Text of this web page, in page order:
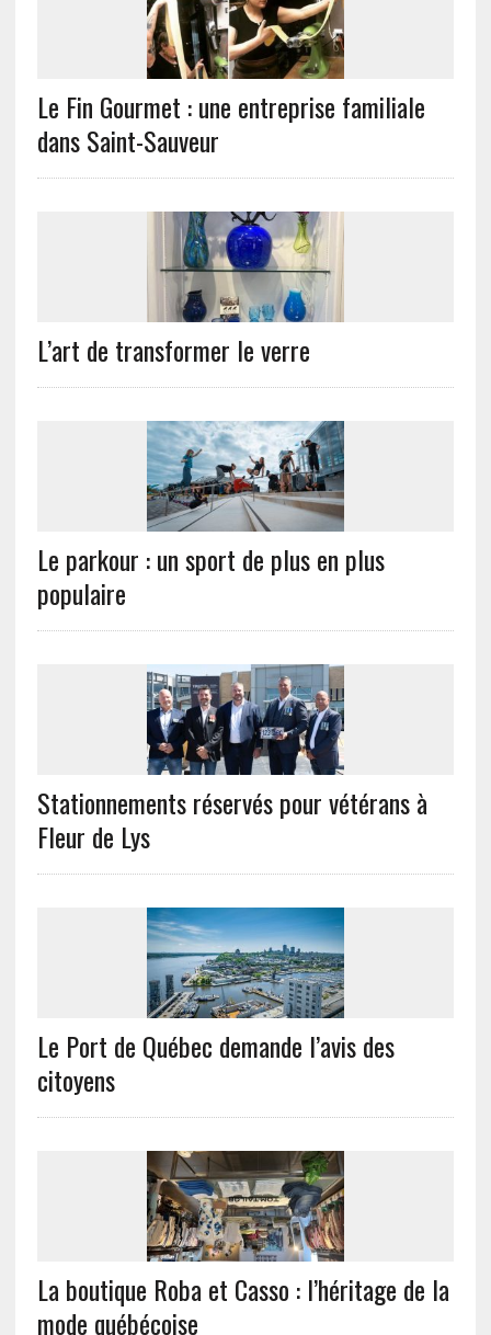
Le Fin Gourmet : une entreprise familiale
dans Saint-Sauveur
L’art de transformer le verre
Le parkour : un sport de plus en plus
populaire
Stationnements réservés pour vétérans à
Fleur de Lys
Le Port de Québec demande l’avis des
citoyens
La boutique Roba et Casso : l’héritage de la
mode québécoise